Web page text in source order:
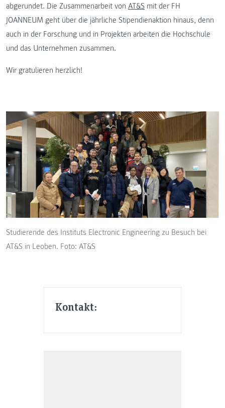
Kontakt:
abgerundet. Die Zusammenarbeit von AT&S mit der FH
JOANNEUM geht über die jährliche Stipendienaktion hinaus, denn
auch in der Forschung und in Projekten arbeiten die Hochschule
und das Unternehmen zusammen.
Wir gratulieren herzlich!
Studierende des Instituts Electronic Engineering zu Besuch bei
AT&S in Leoben. Foto: AT&S